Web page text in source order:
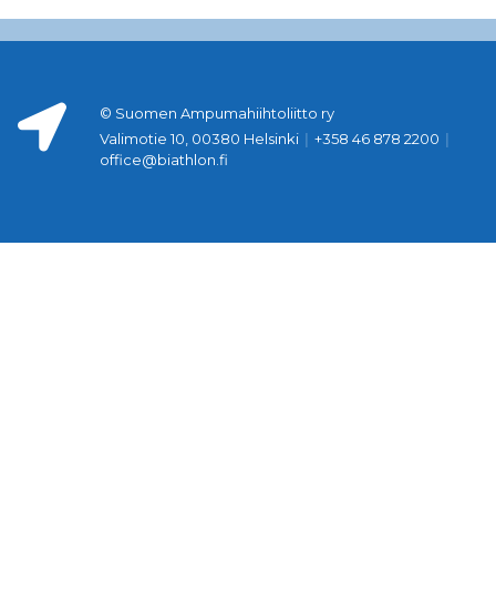
© Suomen Ampumahiihtoliitto ry
Valimotie 10, 00380 Helsinki | +358 46 878 2200 |
office@biathlon.fi